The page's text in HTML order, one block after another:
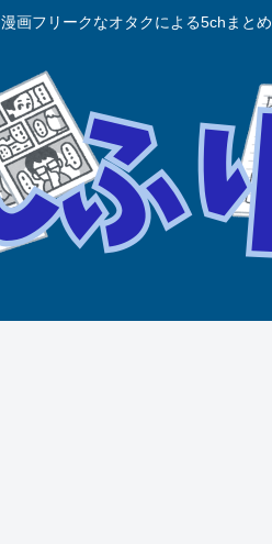
漫画フリークなオタクによる5chまとめ